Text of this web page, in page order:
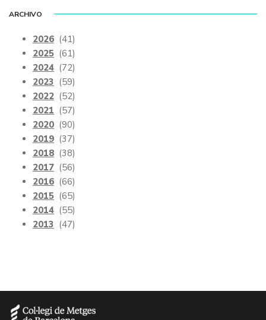
ARCHIVO
2026 (41)
2025 (61)
2024 (72)
2023 (59)
2022 (52)
2021 (57)
2020 (90)
2019 (37)
2018 (38)
2017 (56)
2016 (66)
2015 (65)
2014 (55)
2013 (47)